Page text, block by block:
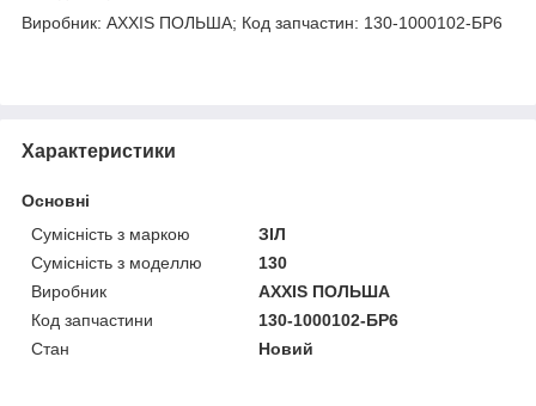
Виробник: AXXIS ПОЛЬША; Код запчастин: 130-1000102-БР6
Характеристики
Основні
Сумісність з маркою
ЗІЛ
Сумісність з моделлю
130
Виробник
AXXIS ПОЛЬША
Код запчастини
130-1000102-БР6
Стан
Новий